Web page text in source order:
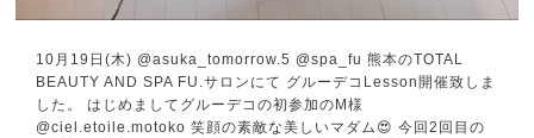
10月19日(木) @asuka_tomorrow.5 @spa_fu 熊本のTOTAL
BEAUTY AND SPA FU.サロンにて グルーデコLesson開催致しま
した。 はじめましてグルーデコの初参加のM様
@ciel.etoile.motoko 笑顔の素敵な美しいマダム😍 今回2回目の